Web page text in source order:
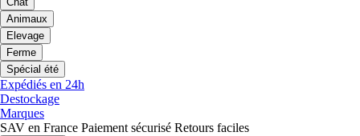
Animaux
Elevage
Ferme
Spécial été
Expédiés en 24h
Destockage
Marques
SAV en France Paiement sécurisé Retours faciles